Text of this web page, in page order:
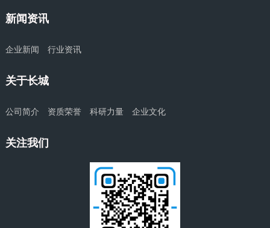
新闻资讯
企业新闻 行业资讯
关于长城
公司简介 资质荣誉 科研力量 企业文化
关注我们